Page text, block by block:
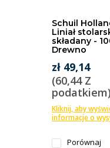
Schuil
Liniał
składany -
Drewno
zł 49,14
(60,44 Z
podatkiem)
Kliknij, aby
informacje o
Porównaj